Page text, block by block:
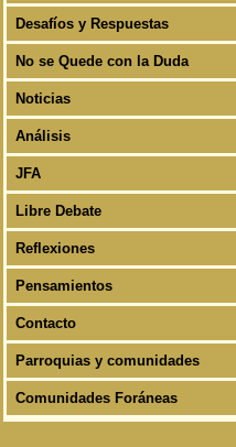
Desafíos y Respuestas
No se Quede con la Duda
Noticias
Análisis
JFA
Libre Debate
Reflexiones
Pensamientos
Contacto
Parroquias y comunidades
Comunidades Foráneas